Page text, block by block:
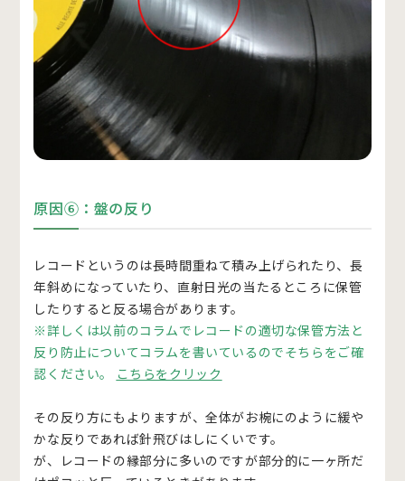
原因⑥：盤の反り
レコードというのは長時間重ねて積み上げられたり、長
年斜めになっていたり、直射日光の当たるところに保管
したりすると反る場合があります。
※詳しくは以前のコラムでレコードの適切な保管方法と
反り防止についてコラムを書いているのでそちらをご確
認ください。
こちらをクリック
その反り方にもよりますが、全体がお椀にのように緩や
かな反りであれば針飛びはしにくいです。
が、レコードの縁部分に多いのですが部分的に一ヶ所だ